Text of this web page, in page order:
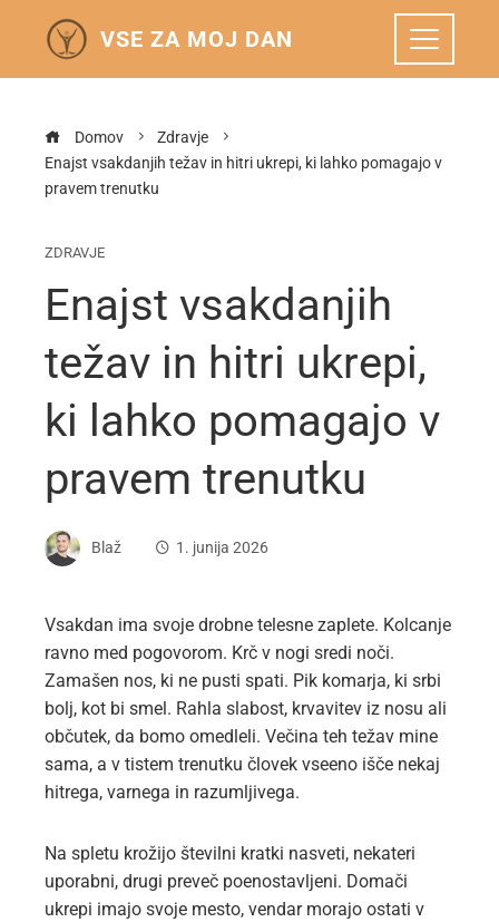
VSE ZA MOJ DAN
Domov
Zdravje
Enajst vsakdanjih težav in hitri ukrepi, ki lahko pomagajo v
pravem trenutku
ZDRAVJE
Enajst vsakdanjih
težav in hitri ukrepi,
ki lahko pomagajo v
pravem trenutku
Blaž 1. junija 2026
Vsakdan ima svoje drobne telesne zaplete. Kolcanje
ravno med pogovorom. Krč v nogi sredi noči.
Zamašen nos, ki ne pusti spati. Pik komarja, ki srbi
bolj, kot bi smel. Rahla slabost, krvavitev iz nosu ali
občutek, da bomo omedleli. Večina teh težav mine
sama, a v tistem trenutku človek vseeno išče nekaj
hitrega, varnega in razumljivega.
Na spletu krožijo številni kratki nasveti, nekateri
uporabni, drugi preveč poenostavljeni. Domači
ukrepi imajo svoje mesto, vendar morajo ostati v